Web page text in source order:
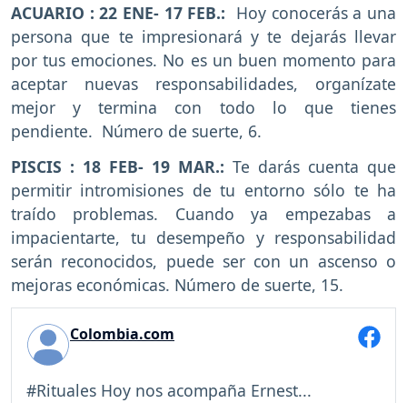
ACUARIO : 22 ENE- 17 FEB.: Hoy conocerás a una
persona que te impresionará y te dejarás llevar
por tus emociones. No es un buen momento para
aceptar nuevas responsabilidades, organízate
mejor y termina con todo lo que tienes
pendiente. Número de suerte, 6.
PISCIS : 18 FEB- 19 MAR.: Te darás cuenta que
permitir intromisiones de tu entorno sólo te ha
traído problemas. Cuando ya empezabas a
impacientarte, tu desempeño y responsabilidad
serán reconocidos, puede ser con un ascenso o
mejoras económicas. Número de suerte, 15.
Colombia.com
#Rituales Hoy nos acompaña Ernest...